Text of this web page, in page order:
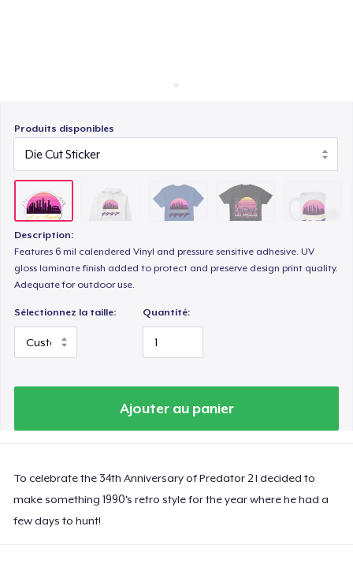
Produits disponibles
Description:
Features 6 mil calendered Vinyl and pressure sensitive adhesive. UV
gloss laminate finish added to protect and preserve design print quality.
Adequate for outdoor use.
Sélectionnez la taille: Quantité:
Ajouter au panier
To celebrate the 34th Anniversary of Predator 2 I decided to
make something 1990's retro style for the year where he had a
few days to hunt!